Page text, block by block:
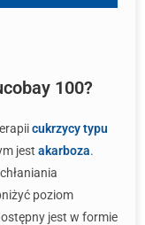
100?
cukrzycy typu
jest akarboza.
poziom
jest w formie